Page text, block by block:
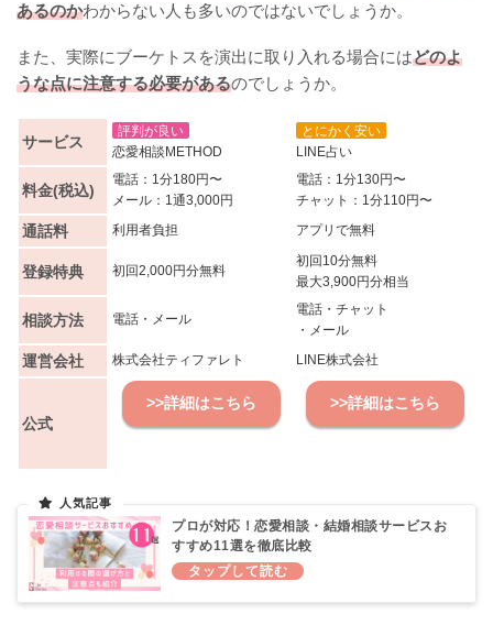
あるのかわからない人も多いのではないでしょうか。
また、実際にブーケトスを演出に取り入れる場合にはどのよ
うな点に注意する必要があるのでしょうか。
サービス
評判が良い
恋愛相談METHOD
とにかく安い
LINE占い
料金(税込)
電話：1分180円〜
メール：1通3,000円
電話：1分130円〜
チャット：1分110円〜
通話料 利用者負担 アプリで無料
登録特典 初回2,000円分無料
初回10分無料
最大3,900円分相当
相談方法 電話・メール
電話・チャット
・メール
運営会社 株式会社ティファレト LINE株式会社
公式
>>詳細はこちら >>詳細はこちら
プロが対応！恋愛相談・結婚相談サービスお
すすめ11選を徹底比較